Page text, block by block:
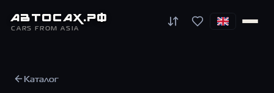
АВТОСАХ.РФ
CARS FROM ASIA
Каталог